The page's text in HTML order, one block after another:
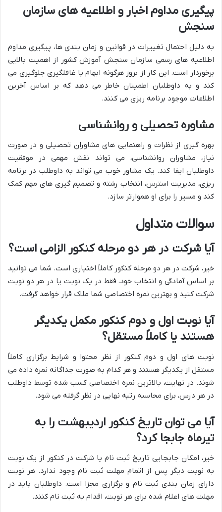
پیگیری مداوم اخبار و اطلاعیه های سازمان
سنجش
به دلیل احتمال تغییرات در قوانین و زمان بندی ها، پیگیری مداوم
اطلاعیه های رسمی سازمان سنجش آموزش کشور از اهمیت بالایی
برخوردار است. این کار از بروز هرگونه ابهام یا غافلگیری جلوگیری می
کند و به داوطلبان اطمینان خاطر می دهد که بر اساس آخرین
اطلاعات موجود برنامه ریزی می کنند.
مشاوره تحصیلی و روانشناسی
بهره گیری از نظرات و راهنمایی های مشاوران تحصیلی و در صورت
نیاز، مشاوران روانشناسی، می تواند نقش مهمی در موفقیت
داوطلبان ایفا کند. یک مشاور خوب می تواند به داوطلب در برنامه
ریزی، مدیریت استرس، انتخاب رشته و تصمیم گیری های مهم کمک
کند و مسیر را برای او هموارتر سازد.
سوالات متداول
آیا شرکت در هر دو مرحله کنکور الزامی است؟
خیر، شرکت در هر دو مرحله کنکور کاملاً اختیاری است. شما می توانید
بر اساس آمادگی و انتخاب خود، فقط در یک نوبت یا در هر دو نوبت
شرکت کنید و بهترین نمره اختصاصی شما ملاک قرار خواهد گرفت.
آیا نوبت اول و دوم کنکور مکمل یکدیگر
هستند یا کاملاً مستقل؟
نوبت های اول و دوم کنکور از نظر محتوا و شرایط برگزاری کاملاً
مستقل از یکدیگر هستند و هر کدام به صورت جداگانه نمره داده می
شوند. در نهایت، بالاترین نمره اختصاصی کسب شده توسط داوطلب
در هر درس، برای محاسبه رتبه نهایی در نظر گرفته می شود.
آیا می توان تاریخ کنکور اردیبهشت را به
تیرماه جابجا کرد؟
خیر، امکان جابجایی تاریخ ثبت نام یا شرکت در کنکور از یک نوبت
به نوبت دیگر پس از اتمام مهلت ثبت نام وجود ندارد. هر نوبت
دارای زمان بندی ثبت نام و برگزاری مجزا است. داوطلبان باید در
مهلت های اعلام شده برای هر نوبت، اقدام به ثبت نام کنند.